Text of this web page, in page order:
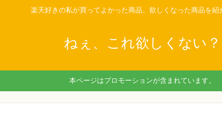
楽天好きの私が買ってよかった商品、欲しくなった商品を紹
ねぇ、これ欲しくない？
本ページはプロモーションが含まれています。